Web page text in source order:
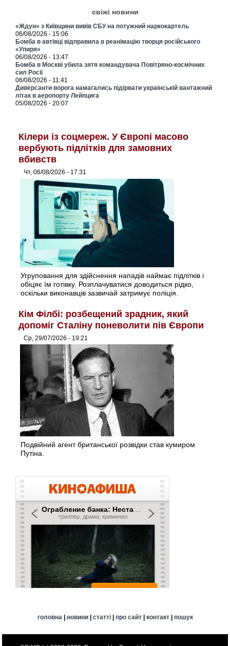
свіжі новини
«Ждун» з Київщини вивів СБУ на потужний наркокартель
06/08/2026 - 15:06
Бомба в автівці відправила в реанімацію творця російського
«Упиря»
06/08/2026 - 13:47
Бомба в Москві убила зятя командувача Повітряно-космічних
сил Росії
06/08/2026 - 11:41
Диверсанти ворога намагались підірвати українській вантажний
літак в аеропорту Лейпцига
05/08/2026 - 20:07
Кілери із соцмереж. У Європі масово
вербують підлітків для замовних
вбивств
Чт, 06/08/2026 - 17:31
Угруповання для здійснення нападів наймає підлітків і
обіцяє їм готівку. Розплачуватися доводиться рідко,
оскільки виконавців зазвичай затримує поліція.
Кім Філбі: розбещений зрадник, який
допоміг Сталіну поневолити пів Європи
Ср, 29/07/2026 - 19:21
Подвійний агент британської розвідки став кумиром
Путіна.
головна| новини| статті| про сайт| контакт| пошук